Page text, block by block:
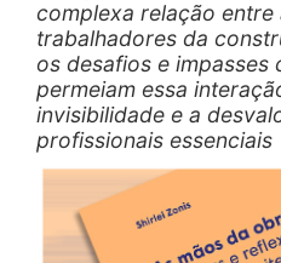
complexa relação entre
trabalhadores da
os desafios e impasses
permeiam essa
invisibilidade e a
profissionais essenciais